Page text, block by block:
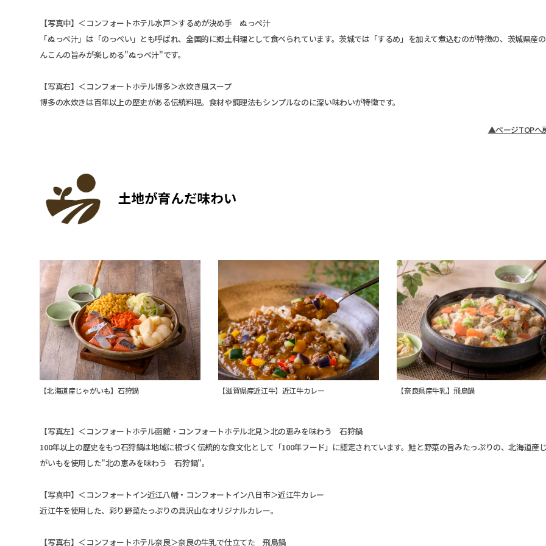
【写真中】＜コンフォートホテル水戸＞するめが決め手 ぬっぺ汁
「ぬっぺ汁」は「のっぺい」とも呼ばれ、全国的に郷土料理として食べられています。茨城では「するめ」を加えて煮込むのが特徴の、茨城県産
んこんの旨みが楽しめる"ぬっぺ汁"です。
【写真右】＜コンフォートホテル博多＞水炊き風スープ
博多の水炊きは百年以上の歴史がある伝統料理。食材や調理法もシンプルなのに深い味わいが特徴です。
▲ページTOPへ
【北海道産じゃがいも】石狩鍋 【滋賀県産近江牛】近江牛カレー 【奈良県産牛乳】飛鳥鍋
【写真左】＜コンフォートホテル函館・コンフォートホテル北見＞北の恵みを味わう 石狩鍋
100年以上の歴史をもつ石狩鍋は地域に根づく伝統的な食文化として「100年フード」に認定されています。鮭と野菜の旨みたっぷりの、北海道産
がいもを使用した"北の恵みを味わう 石狩鍋"。
【写真中】＜コンフォートイン近江八幡・コンフォートイン八日市＞近江牛カレー
近江牛を使用した、彩り野菜たっぷりの具沢山なオリジナルカレー。
【写真右】＜コンフォートホテル奈良＞奈良の牛乳で仕立てた 飛鳥鍋